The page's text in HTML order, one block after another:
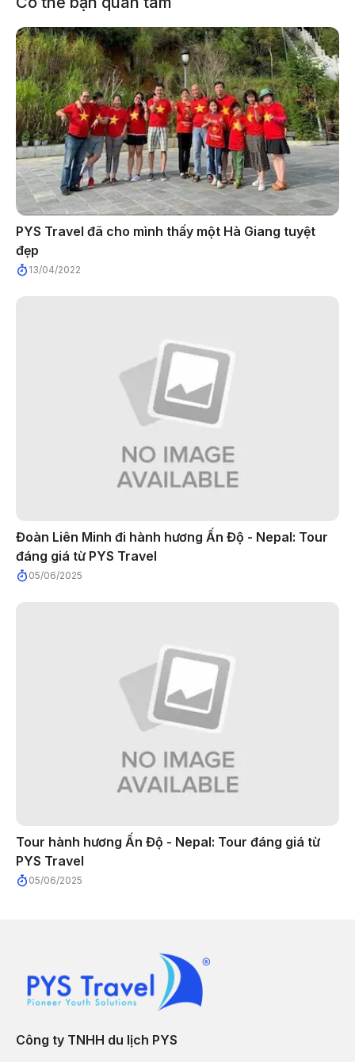
PYS Travel đã cho mình thấy một Hà Giang tuyệt
đẹp
13/04/2022
Đoàn Liên Minh đi hành hương Ấn Độ - Nepal: Tour
đáng giá từ PYS Travel
05/06/2025
Tour hành hương Ấn Độ - Nepal: Tour đáng giá từ
PYS Travel
05/06/2025
Công ty TNHH du lịch PYS